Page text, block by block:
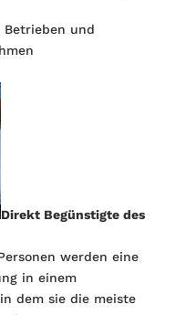
und
Direkt Begünstigte des
werden eine
in einem
dem sie die meiste